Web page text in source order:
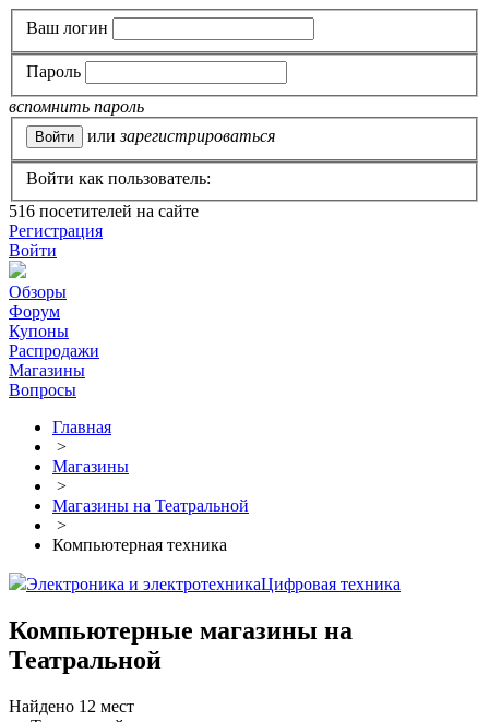
Ваш логин
Пароль
вспомнить пароль
или зарегистрироваться
Войти как пользователь:
516 посетителей на сайте
Регистрация
Войти
Обзоры
Форум
Купоны
Распродажи
Магазины
Вопросы
Главная
>
Магазины
>
Магазины на Театральной
>
Компьютерная техника
Электроника и электротехникаЦифровая техника
Компьютерные магазины на
Театральной
Найдено 12 мест